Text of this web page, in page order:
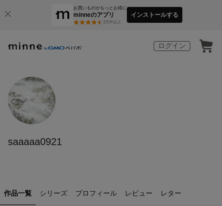
お買いものがもっとお得に
minneのアプリ
3万件以上
インストールする
ログイン
saaaaa0921
作品一覧 シリーズ プロフィール レビュー レター